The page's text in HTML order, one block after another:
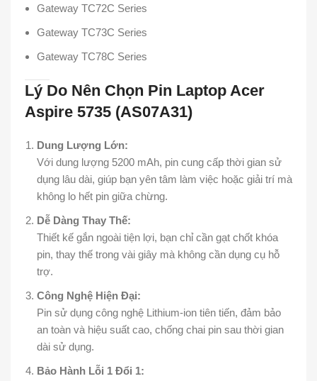
Gateway TC72C Series
Gateway TC73C Series
Gateway TC78C Series
Lý Do Nên Chọn Pin Laptop Acer
Aspire 5735 (AS07A31)
Dung Lượng Lớn:
Với dung lượng 5200 mAh, pin cung cấp thời gian sử
dụng lâu dài, giúp bạn yên tâm làm việc hoặc giải trí mà
không lo hết pin giữa chừng.
Dễ Dàng Thay Thế:
Thiết kế gắn ngoài tiện lợi, bạn chỉ cần gạt chốt khóa
pin, thay thế trong vài giây mà không cần dụng cụ hỗ
trợ.
Công Nghệ Hiện Đại:
Pin sử dụng công nghệ Lithium-ion tiên tiến, đảm bảo
an toàn và hiệu suất cao, chống chai pin sau thời gian
dài sử dụng.
Bảo Hành Lỗi 1 Đổi 1: